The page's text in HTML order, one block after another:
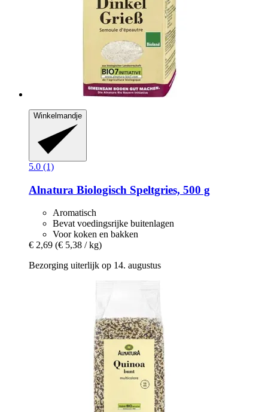
Winkelmandje
5.0 (1)
Alnatura Biologisch Speltgries, 500 g
Aromatisch
Bevat voedingsrijke buitenlagen
Voor koken en bakken
€ 2,69 (€ 5,38 / kg)
Bezorging uiterlijk op 14. augustus